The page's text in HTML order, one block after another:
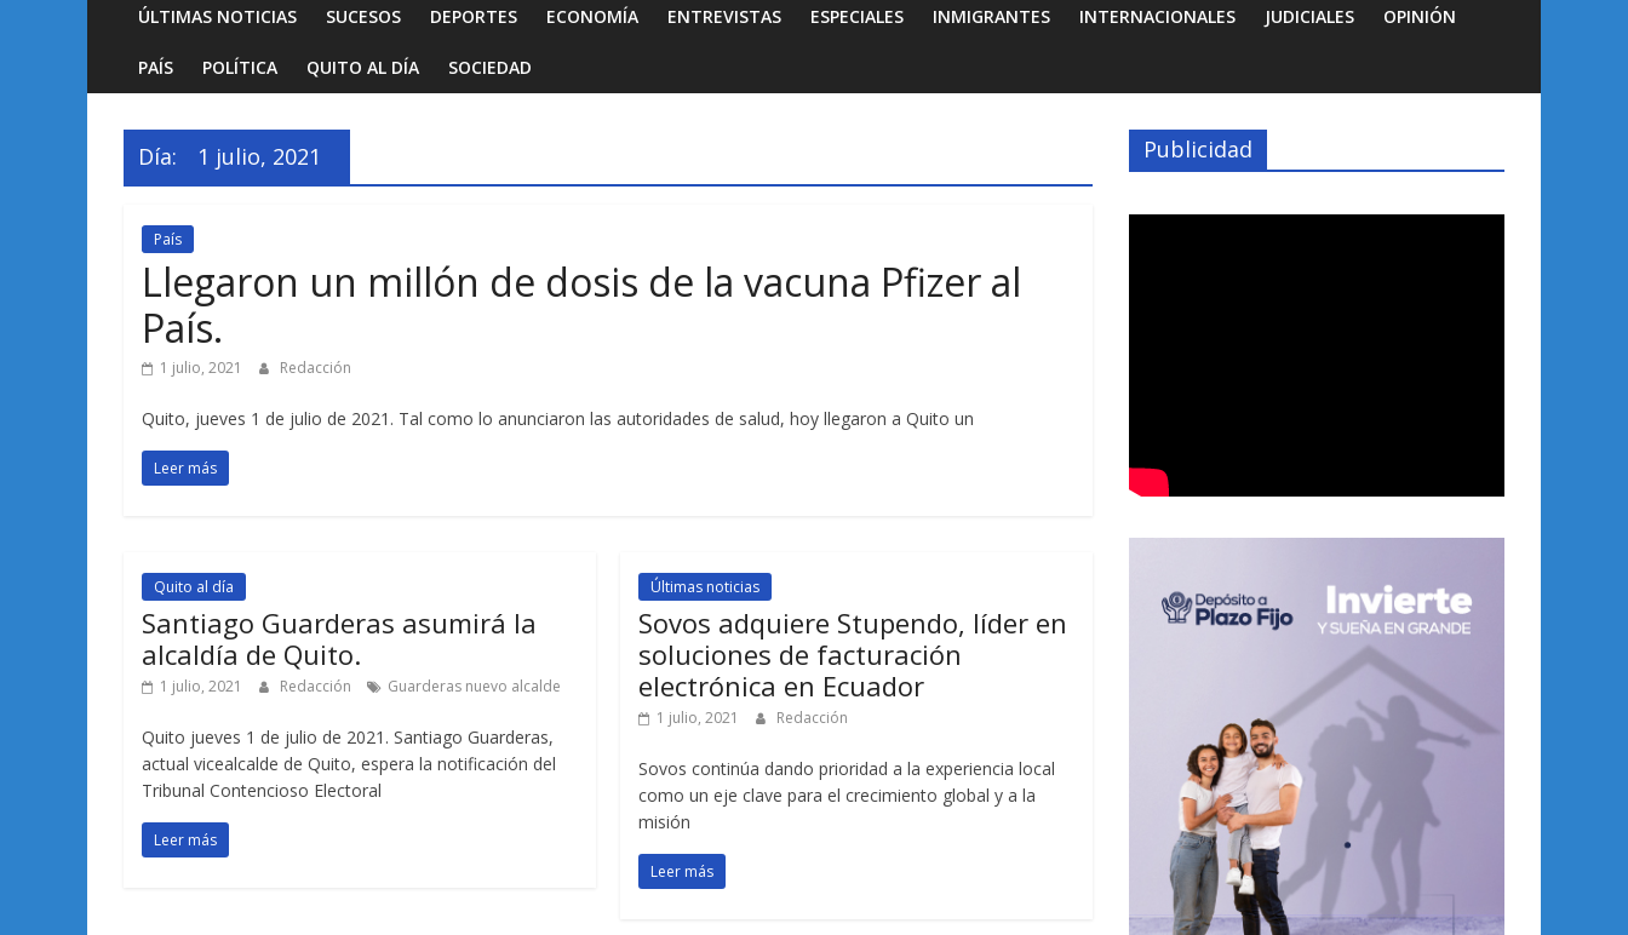
ÚLTIMAS NOTICIAS SUCESOS DEPORTES ECONOMÍA ENTREVISTAS ESPECIALES INMIGRANTES INTERNACIONALES JUDICIALES OPINIÓN
PAÍS POLÍTICA QUITO AL DÍA SOCIEDAD
Día: 1 julio, 2021
País
Llegaron un millón de dosis de la vacuna Pfizer al
País.
1 julio, 2021 Redacción
Quito, jueves 1 de julio de 2021. Tal como lo anunciaron las autoridades de salud, hoy llegaron a Quito un
Leer más
Quito al día
Santiago Guarderas asumirá la
alcaldía de Quito.
1 julio, 2021 Redacción Guarderas nuevo alcalde
Quito jueves 1 de julio de 2021. Santiago Guarderas,
actual vicealcalde de Quito, espera la notificación del
Tribunal Contencioso Electoral
Leer más
Últimas noticias
Sovos adquiere Stupendo, líder en
soluciones de facturación
electrónica en Ecuador
1 julio, 2021 Redacción
Sovos continúa dando prioridad a la experiencia local
como un eje clave para el crecimiento global y a la
misión
Leer más
Publicidad